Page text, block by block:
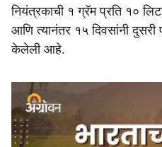
नियंत्रकाची १ ग्रॅम प्रति १०
आणि त्यानंतर १५ दिवसांनी दुसरी
केलेली आहे.